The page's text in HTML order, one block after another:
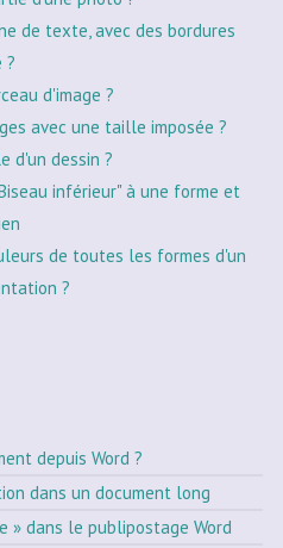
de texte, avec des bordures
?
d'image ?
avec une taille imposée ?
d'un dessin ?
inférieur" à une forme et
de toutes les formes d'un
?
depuis Word ?
dans un document long
» dans le publipostage Word